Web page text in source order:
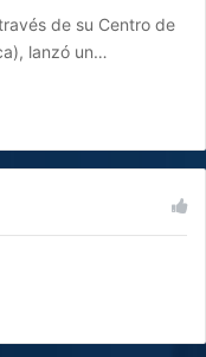
de su Centro de
lanzó un…